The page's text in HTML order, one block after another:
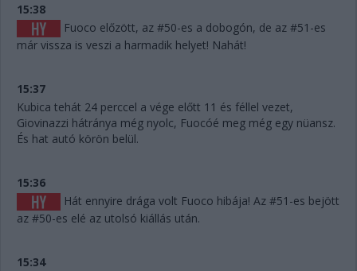
15:38
Fuoco előzött, az #50-es a dobogón, de az #51-es
már vissza is veszi a harmadik helyet! Nahát!
15:37
Kubica tehát 24 perccel a vége előtt 11 és féllel vezet,
Giovinazzi hátránya még nyolc, Fuocóé meg még egy nüansz.
És hat autó körön belül.
15:36
Hát ennyire drága volt Fuoco hibája! Az #51-es bejött
az #50-es elé az utolsó kiállás után.
15:34